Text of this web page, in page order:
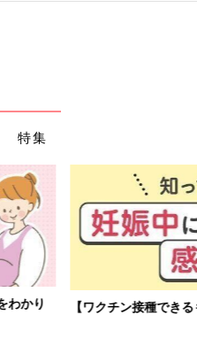
特集
【ワクチン接種できるものも】